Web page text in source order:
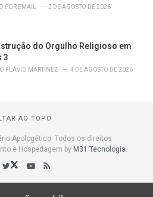
POR EMAIL 2 DE AGOSTO DE 2026
do Orgulho Religioso em
3
FLÁVIO MARTINEZ 4 DE AGOSTO DE 2026
AO TOPO
Apologético. Todos os direitos
e Hospedagem by M31 Tecnologia.